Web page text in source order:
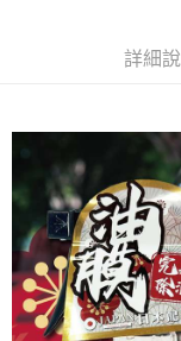
便利好安心！
１．簡單：不需註冊
２．便利：只要手機號
３．安心：先確認商品
【「AFTEE先享後付」
１．於結帳方式選擇「
結帳頁面，進行簡訊認
２．訂單成立數日內，
３．收到繳費通知簡訊
運送方式
全家取貨付款 (運費
每筆NT$70，滿
付款後全家取貨 (運
每筆NT$70，滿
詳細